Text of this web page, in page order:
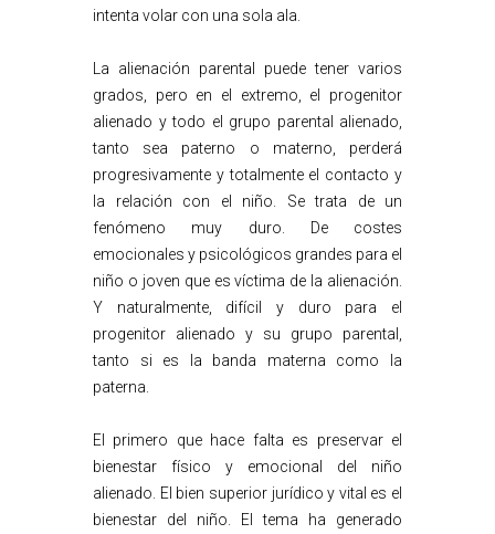
intenta volar con una sola ala.
La alienación parental puede tener varios
grados, pero en el extremo, el progenitor
alienado y todo el grupo parental alienado,
tanto sea paterno o materno, perderá
progresivamente y totalmente el contacto y
la relación con el niño. Se trata de un
fenómeno muy duro. De costes
emocionales y psicológicos grandes para el
niño o joven que es víctima de la alienación.
Y naturalmente, difícil y duro para el
progenitor alienado y su grupo parental,
tanto si es la banda materna como la
paterna.
El primero que hace falta es preservar el
bienestar físico y emocional del niño
alienado. El bien superior jurídico y vital es el
bienestar del niño. El tema ha generado